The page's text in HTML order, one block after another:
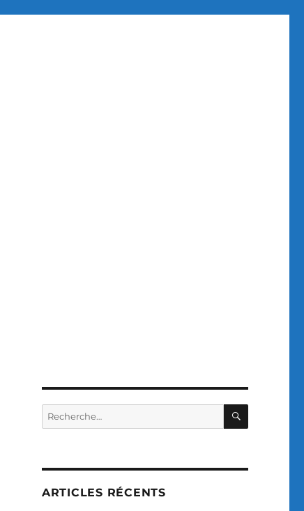
Recherche
pour :
ARTICLES RÉCENTS